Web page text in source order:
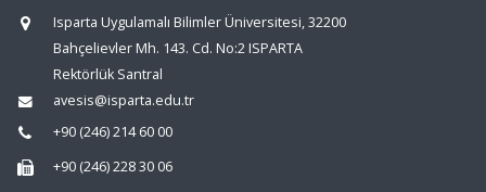
Isparta Uygulamalı Bilimler Üniversitesi, 32200
Bahçelievler Mh. 143. Cd. No:2 ISPARTA
Rektörlük Santral
avesis@isparta.edu.tr
+90 (246) 214 60 00
+90 (246) 228 30 06